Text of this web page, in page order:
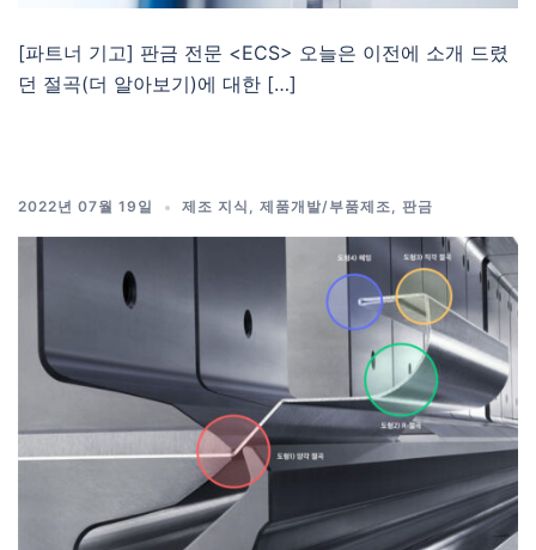
[파트너 기고] 판금 전문 <ECS> 오늘은 이전에 소개 드렸
던 절곡(더 알아보기)에 대한 […]
2022년 07월 19일 제조 지식 제품개발/부품제조 판금